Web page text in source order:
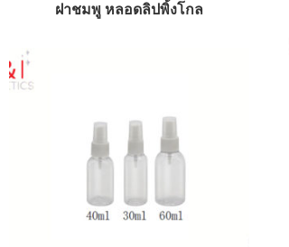
ฝาชมพู หลอดลิปพิ้งโกล